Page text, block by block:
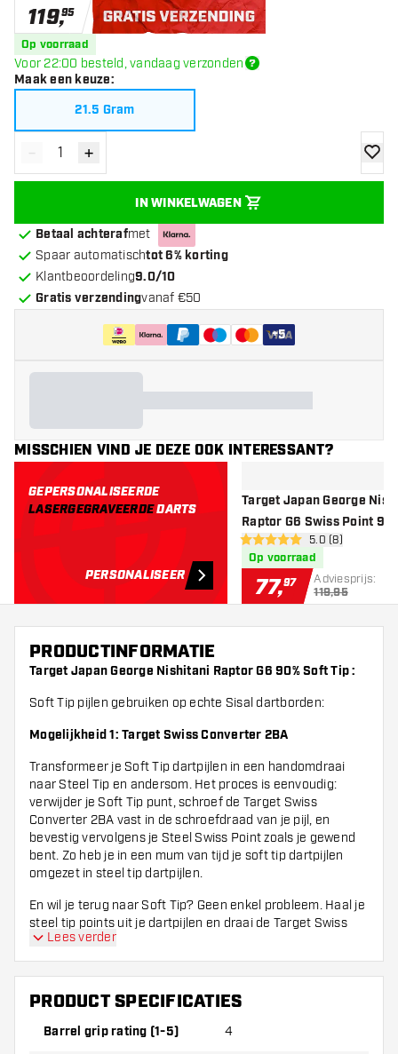
119,95
Op voorraad
Voor 22:00 besteld, vandaag verzonden
Maak een keuze:
21.5 Gram
Verminder hoeveelheid
- Verhoog hoeveelheid
+
IN WINKELWAGEN
Betaal achterafmet
Spaar automatischtot 6% korting
Klantbeoordeling9.0/10
Gratis verzendingvanaf €50
+5
MISSCHIEN VIND JE DEZE OOK INTERESSANT?
GEPERSONALISEERDE
LASERGEGRAVEERDEDARTS
PERSONALISEER
Target Japan George
Raptor G6 Swiss Point
Dartpijlenopen reviews
5 score sterren5.0 (8)
Op voorraad
77,97 Adviesprijs:
119,95
PRODUCTINFORMATIE
Target Japan George Nishitani Raptor G6 90% Soft Tip :
Soft Tip pijlen gebruiken op echte Sisal dartborden:
Mogelijkheid 1: Target Swiss Converter 2BA
Transformeer je Soft Tip dartpijlen in een handomdraai
naar Steel Tip en andersom. Het proces is eenvoudig:
verwijder je Soft Tip punt, schroef de Target Swiss
Converter 2BA vast in de schroefdraad van je pijl, en
bevestig vervolgens je Steel Swiss Point zoals je gewend
bent. Zo heb je in een mum van tijd je soft tip dartpijlen
omgezet in steel tip dartpijlen.
En wil je terug naar Soft Tip? Geen enkel probleem. Haal je
steel tip points uit je dartpijlen en draai de Target Swiss
Converter 2BA weer uit je dartpijl. Zo kun je je soft tip
points weer in de dartpijl stoppen en zijn je dartpijlen weer
geschikt voor een elektronisch dartboard.
Mogelijkheid 2: Conversion Points
Met een conversion point kun je een softtip dart geschikt
Lees verder
PRODUCT SPECIFICATIES
Barrel grip rating (1-5) 4